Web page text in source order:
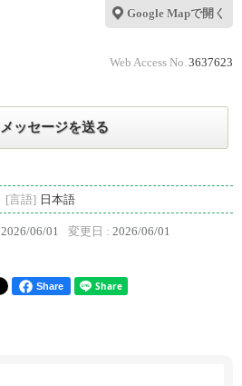
Google Mapで開く
Web Access No. 3637623
メッセージを送る
[言語] 日本語
2026/06/01 変更日 : 2026/06/01
Share